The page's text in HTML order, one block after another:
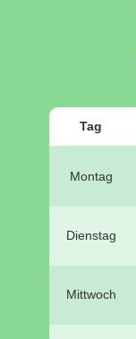
Tag
Montag
Dienstag
Mittwoch